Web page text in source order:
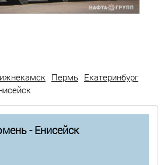
Пермь Екатеринбург
- Енисейск